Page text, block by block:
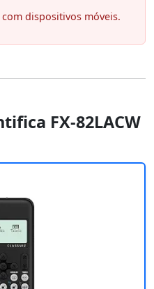
dispositivos móveis.
FX-82LACW